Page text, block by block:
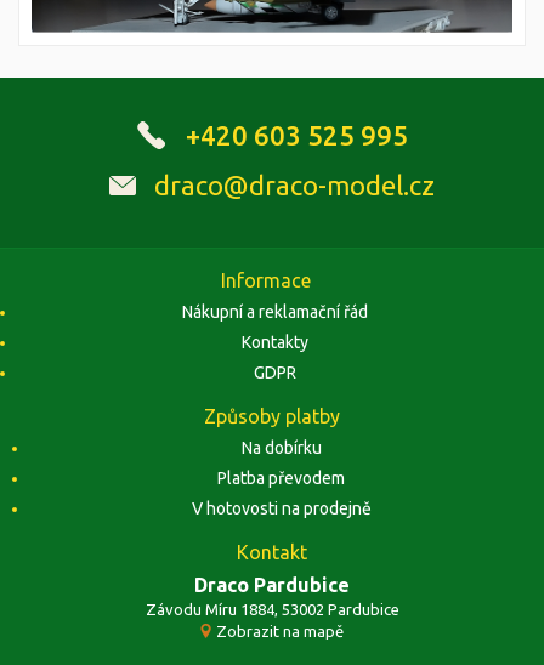
+420 603 525 995
draco@draco-model.cz
Informace
Nákupní a reklamační řád
Kontakty
GDPR
Způsoby platby
Na dobírku
Platba převodem
V hotovosti na prodejně
Kontakt
Draco Pardubice
Závodu Míru 1884, 53002 Pardubice
Zobrazit na mapě